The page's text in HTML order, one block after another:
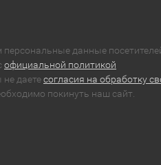
данные
официальной политикой
не даетесогласия на обработку
покинуть наш сайт.